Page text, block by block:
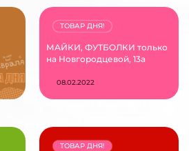
МАЙКИ, ФУТБОЛКИ только
на Новгородцевой, 13а
ТОВАР ДНЯ!
08.02.2022
ТОВАР ДНЯ!